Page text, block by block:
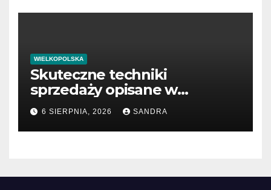
WIELKOPOLSKA
Skuteczne techniki
sprzedaży opisane w
książkach
6 SIERPNIA, 2026 SANDRA